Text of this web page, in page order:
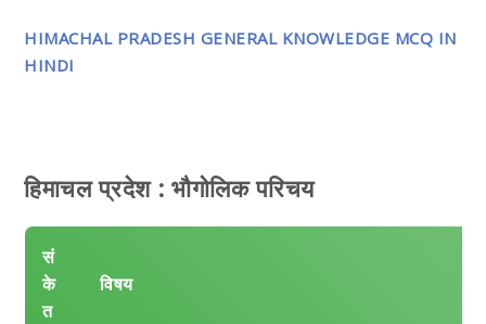
HIMACHAL PRADESH GENERAL KNOWLEDGE MCQ IN
HINDI
हिमाचल प्रदेश : भौगोलिक परिचय
सं
के
त
विषय